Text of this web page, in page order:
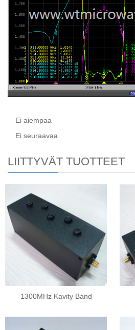
Ei aiempaa
Ei seuraavaa
LIITTYVÄT TUOTTEET
1300MHz Kavity Band